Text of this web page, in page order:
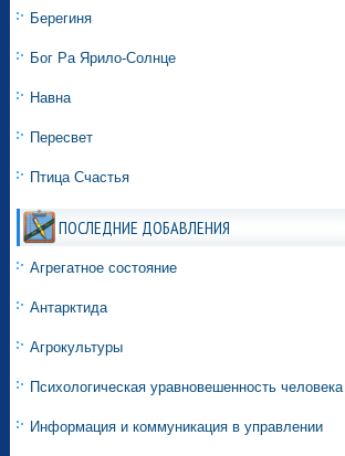
Берегиня
Бог Ра Ярило-Солнце
Навна
Пересвет
Птица Счастья
ПОСЛЕДНИЕ ДОБАВЛЕНИЯ
Агрегатное состояние
Антарктида
Агрокультуры
Психологическая уравновешенность человека
Информация и коммуникация в управлении